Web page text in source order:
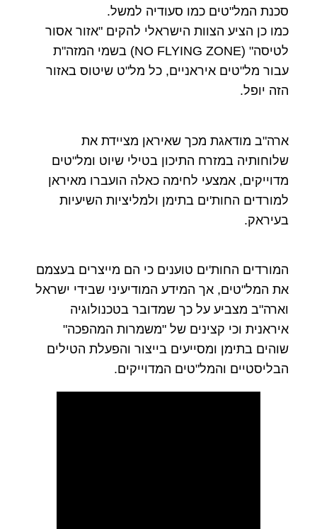
סכנת המל"טים כמו סעודיה למשל.
כמו כן הציע הצוות הישראלי להקים "אזור אסור
לטיסה" (NO FLYING ZONE) בשמי המזה"ת
עבור מל"טים איראניים, כל מל"ט שיטוס באזור
הזה יופל.
ארה"ב מודאגת מכך שאיראן מציידת את
שלוחותיה במזרח התיכון בטילי שיוט ומל"טים
מדוייקים, אמצעי לחימה כאלה הועברו מאיראן
למורדים החות'ים בתימן ולמליציות השיעיות
בעיראק.
המורדים החות'ים טוענים כי הם מייצרים בעצמם
את המל"טים, אך המידע המודיעיני שבידי ישראל
וארה"ב מצביע על כך שמדובר בטכנולוגיה
איראנית וכי קצינים של "משמרות המהפכה"
שוהים בתימן ומסייעים בייצור והפעלת הטילים
הבליסטיים והמל"טים המדוייקים.